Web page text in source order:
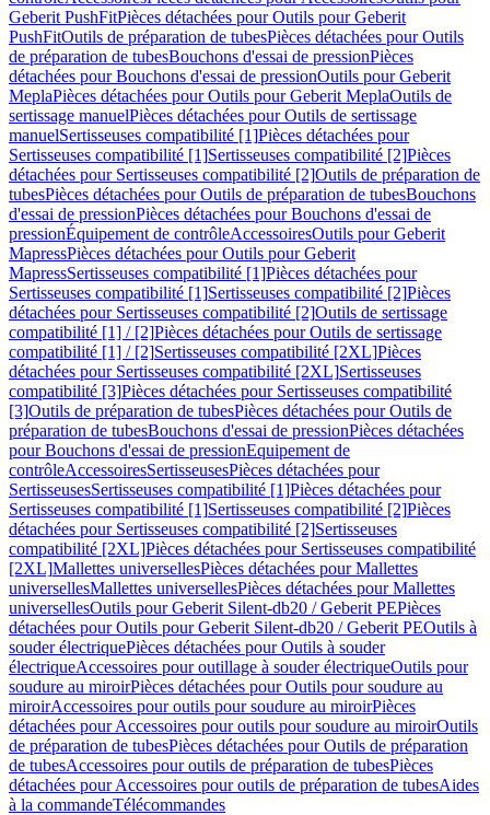
Geberit PushFitPièces détachées pour Outils pour Geberit
PushFitOutils de préparation de tubesPièces détachées pour Outils
de préparation de tubesBouchons d'essai de pressionPièces
détachées pour Bouchons d'essai de pressionOutils pour Geberit
MeplaPièces détachées pour Outils pour Geberit MeplaOutils de
sertissage manuelPièces détachées pour Outils de sertissage
manuelSertisseuses compatibilité [1]Pièces détachées pour
Sertisseuses compatibilité [1]Sertisseuses compatibilité [2]Pièces
détachées pour Sertisseuses compatibilité [2]Outils de préparation de
tubesPièces détachées pour Outils de préparation de tubesBouchons
d'essai de pressionPièces détachées pour Bouchons d'essai de
pressionÉquipement de contrôleAccessoiresOutils pour Geberit
MapressPièces détachées pour Outils pour Geberit
MapressSertisseuses compatibilité [1]Pièces détachées pour
Sertisseuses compatibilité [1]Sertisseuses compatibilité [2]Pièces
détachées pour Sertisseuses compatibilité [2]Outils de sertissage
compatibilité [1] / [2]Pièces détachées pour Outils de sertissage
compatibilité [1] / [2]Sertisseuses compatibilité [2XL]Pièces
détachées pour Sertisseuses compatibilité [2XL]Sertisseuses
compatibilité [3]Pièces détachées pour Sertisseuses compatibilité
[3]Outils de préparation de tubesPièces détachées pour Outils de
préparation de tubesBouchons d'essai de pressionPièces détachées
pour Bouchons d'essai de pressionEquipement de
contrôleAccessoiresSertisseusesPièces détachées pour
SertisseusesSertisseuses compatibilité [1]Pièces détachées pour
Sertisseuses compatibilité [1]Sertisseuses compatibilité [2]Pièces
détachées pour Sertisseuses compatibilité [2]Sertisseuses
compatibilité [2XL]Pièces détachées pour Sertisseuses compatibilité
[2XL]Mallettes universellesPièces détachées pour Mallettes
universellesMallettes universellesPièces détachées pour Mallettes
universellesOutils pour Geberit Silent-db20 / Geberit PEPièces
détachées pour Outils pour Geberit Silent-db20 / Geberit PEOutils à
souder électriquePièces détachées pour Outils à souder
électriqueAccessoires pour outillage à souder électriqueOutils pour
soudure au miroirPièces détachées pour Outils pour soudure au
miroirAccessoires pour outils pour soudure au miroirPièces
détachées pour Accessoires pour outils pour soudure au miroirOutils
de préparation de tubesPièces détachées pour Outils de préparation
de tubesAccessoires pour outils de préparation de tubesPièces
détachées pour Accessoires pour outils de préparation de tubesAides
à la commandeTélécommandes